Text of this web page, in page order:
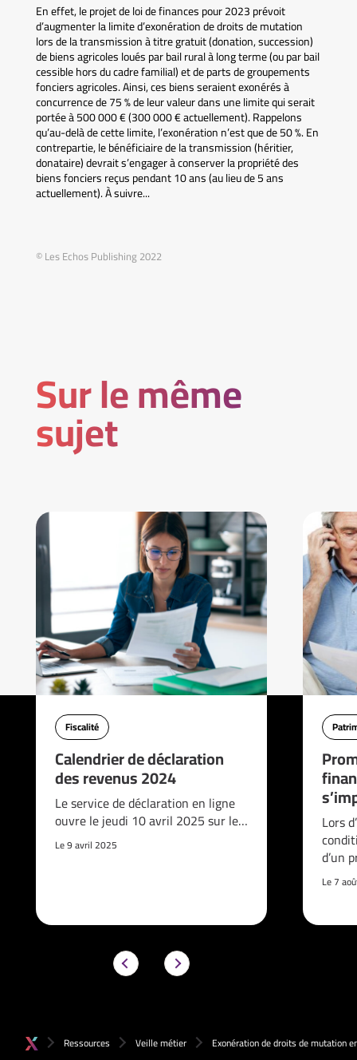
En effet, le projet de loi de finances pour 2023 prévoit
d’augmenter la limite d’exonération de droits de mutation
lors de la transmission à titre gratuit (donation, succession)
de biens agricoles loués par bail rural à long terme (ou par bail
cessible hors du cadre familial) et de parts de groupements
fonciers agricoles. Ainsi, ces biens seraient exonérés à
concurrence de 75 % de leur valeur dans une limite qui serait
portée à 500 000 € (300 000 € actuellement). Rappelons
qu’au-delà de cette limite, l’exonération n’est que de 50 %. En
contrepartie, le bénéficiaire de la transmission (héritier,
donataire) devrait s’engager à conserver la propriété des
biens fonciers reçus pendant 10 ans (au lieu de 5 ans
actuellement). À suivre...
© Les Echos Publishing 2022
Sur le même
sujet
Fiscalité
Calendrier de déclaration
des revenus 2024
Le service de déclaration en ligne
ouvre le jeudi 10 avril 2025 sur le…
Le 9 avril 2025
Lors
d’un
Le 7
Ressources Veille métier Exonération de droits de mutation